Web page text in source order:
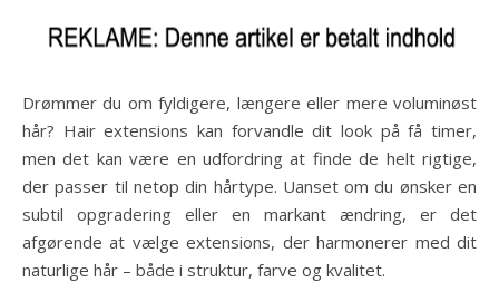
Drømmer du om fyldigere, længere eller mere voluminøst
hår? Hair extensions kan forvandle dit look på få timer,
men det kan være en udfordring at finde de helt rigtige,
der passer til netop din hårtype. Uanset om du ønsker en
subtil opgradering eller en markant ændring, er det
afgørende at vælge extensions, der harmonerer med dit
naturlige hår – både i struktur, farve og kvalitet.